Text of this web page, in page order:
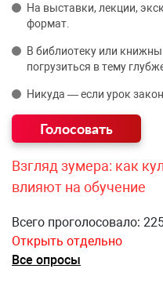
На выставки, лекции,
формат.
В библиотеку или
погрузиться в тему
Никуда — если урок
Взгляд зумера: как
влияют на обучение
Всего проголосовало:
Открыть отдельно
Все опросы